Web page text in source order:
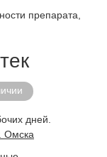
препарата,
дней.
Омска